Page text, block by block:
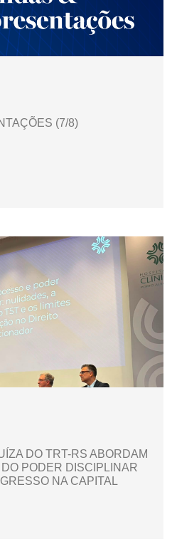
(7/8)
DO TRT-RS ABORDAM
PODER DISCIPLINAR
NA CAPITAL